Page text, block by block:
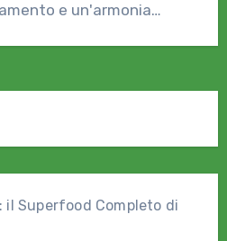
e un'armonia…
il Superfood Completo di